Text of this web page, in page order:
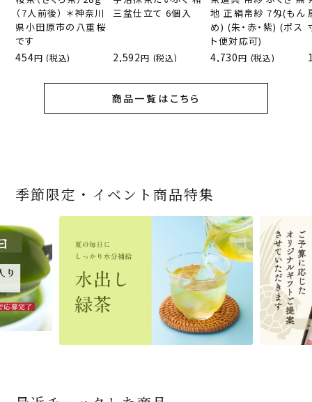
（7人前後） ＊神奈川
県小田原市の八重桜
です
454 (税込)
三盆仕立て 6個入
2,592 (税込)
地 正絹帛紗 7匁(もん
め) (朱・赤・紫) (ポス
ト便対応可)
4,730 (税込)
商品一覧はこちら
宇治抹茶だいふく 和
三盆仕立て 6個入
2,592 (税込)
お茶屋の京都 宇治抹
1,743 (税込)
宇治抹茶 濃チーズケ
ーキ 『抹茶まる』 1セ
ット6個入
3,240 (税込)
商品一覧はこちら
桜茶（さくら茶）28ｇ
（7人前後） ＊神奈川
県小田原市の八重桜
です
454 (税込)
『釜炒りむぎ茶』 10g
324 (税込)
緑茶ティーパック（セ
ンパックシリーズ） 5g
×50袋
864 (税込)
商品一覧はこちら
宇治抹茶そば3袋・そ
ばつゆ6袋（6人前）セ
ット 化粧箱（カート
ン/ギフトボックス）
3,032 (税込)
【送料込み】宇治抹茶
そば160ｇ×2袋（4人
前）＋特撰そばつゆ4
個（ポスト便）
2,028 (税込)
宇治抹茶そば２袋・そ
ばつゆ４袋（４人前）
竹かごセット
2,278 (税込)
商品一覧はこちら
老舗茶舗の宇治抹茶
かすていらと宇治冠煎
茶の詰合せ
4,112 (税込)
宇治抹茶焼き菓子詰
4,511 (税込)
老舗茶舗のひやひやス
イーツセット 3種6個
3,356 (税込)
商品一覧はこちら
茶道具 帛紗 ふくさ 無
地 正絹帛紗 7匁(もん
め) (朱・赤・紫) (ポス
ト便対応可)
4,730 (税込)
茶道具 扇子（せんす）
扇子 利休百首 白竹 6
1,716 (税込)
おとなのお稽古セット
女子用 裏千家 茶道具
16,500 (税込)
商品一覧はこちら
季節限定・イベント商品特集